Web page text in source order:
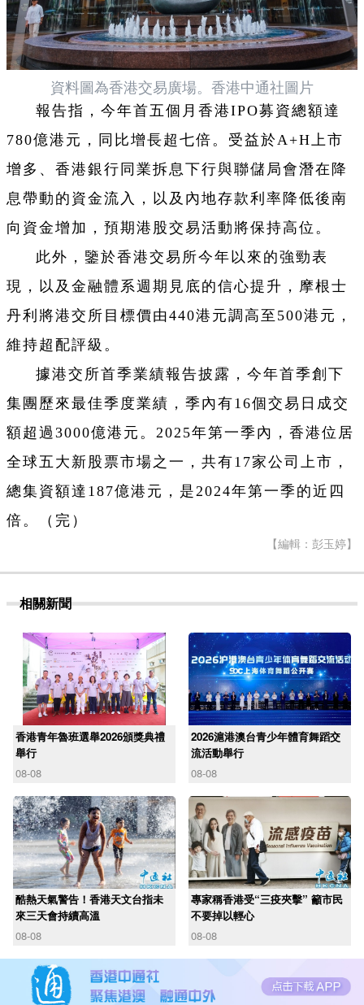
資料圖為香港交易廣場。香港中通社圖片
報告指，今年首五個月香港IPO募資總額達
780億港元，同比增長超七倍。受益於A+H上市
增多、香港銀行同業拆息下行與聯儲局會潛在降
息帶動的資金流入，以及內地存款利率降低後南
向資金增加，預期港股交易活動將保持高位。
此外，鑒於香港交易所今年以來的強勁表
現，以及金融體系週期見底的信心提升，摩根士
丹利將港交所目標價由440港元調高至500港元，
維持超配評級。
據港交所首季業績報告披露，今年首季創下
集團歷來最佳季度業績，季內有16個交易日成交
額超過3000億港元。2025年第一季內，香港位居
全球五大新股票市場之一，共有17家公司上市，
總集資額達187億港元，是2024年第一季的近四
倍。（完）
【編輯：彭玉婷】
相關新聞
香港青年魯班選舉2026頒獎典禮
舉行
08-08
2026滬港澳台青少年體育舞蹈交
流活動舉行
08-08
酷熱天氣警告！香港天文台指未
來三天會持續高溫
08-08
專家稱香港受“三疫夾擊” 籲市民
不要掉以輕心
08-08